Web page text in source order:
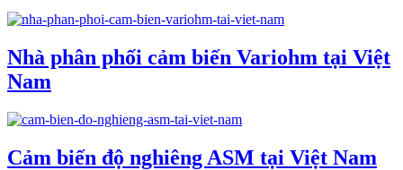
Nhà phân phối cảm biến Variohm tại Việt
Nam
Cảm biến độ nghiêng ASM tại Việt Nam